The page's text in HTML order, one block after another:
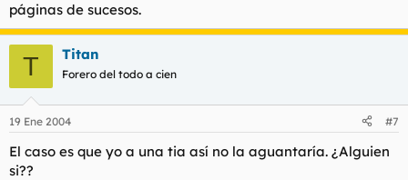
páginas de sucesos.
T Titan
Forero del todo a cien
19 Ene 2004 #7
El caso es que yo a una tia así no la aguantaría. ¿Alguien
si??